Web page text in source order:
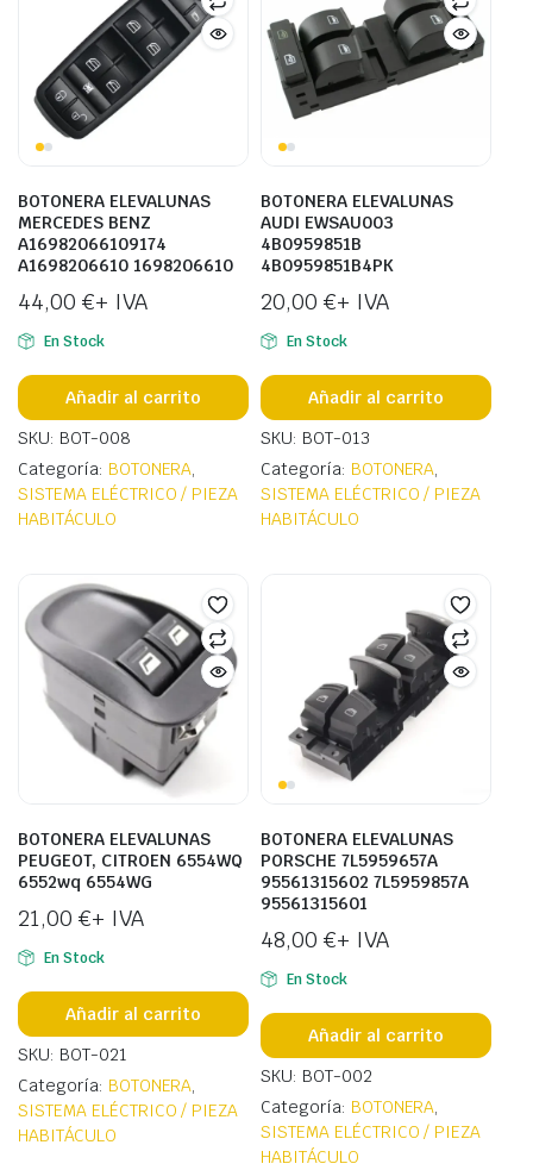
BOTONERA ELEVALUNAS
MERCEDES BENZ
A16982066109174
A1698206610 1698206610
44,00 €+ IVA
En Stock
Añadir al carrito
SKU: BOT-008
Categoría: BOTONERA,
SISTEMA ELÉCTRICO / PIEZA
HABITÁCULO
BOTONERA ELEVALUNAS
AUDI EWSAU003
4B0959851B
4B0959851B4PK
20,00 €+ IVA
En Stock
Añadir al carrito
SKU: BOT-013
Categoría: BOTONERA,
SISTEMA ELÉCTRICO / PIEZA
HABITÁCULO
BOTONERA ELEVALUNAS
PEUGEOT, CITROEN 6554WQ
6552wq 6554WG
21,00 €+ IVA
En Stock
Añadir al carrito
SKU: BOT-021
Categoría: BOTONERA,
SISTEMA ELÉCTRICO / PIEZA
HABITÁCULO
BOTONERA ELEVALUNAS
PORSCHE 7L5959657A
95561315602 7L5959857A
95561315601
48,00 €+ IVA
En Stock
Añadir al carrito
SKU: BOT-002
Categoría: BOTONERA,
SISTEMA ELÉCTRICO / PIEZA
HABITÁCULO